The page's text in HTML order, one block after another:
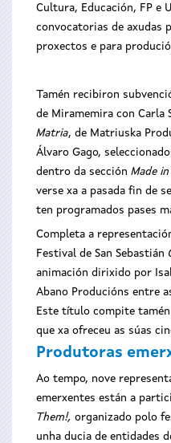
Cultura, Educación, FP e
convocatorias de axudas
proxectos e para
Tamén recibiron
de Miramemira con Carla
Matria, de Matriuska
Álvaro Gago,
dentro da sección Made in
verse xa a pasada fin de
ten programados pases
Completa a
Festival de San Sebastián
animación dirixido por
Abano Producións entre
Este título compite
que xa ofreceu as súas
Produtoras
Ao tempo, nove
emerxentes están a
Them!, organizado polo
unha ducia de entidades